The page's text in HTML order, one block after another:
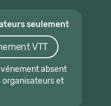
seulement
VTT
absent
organisateurs et